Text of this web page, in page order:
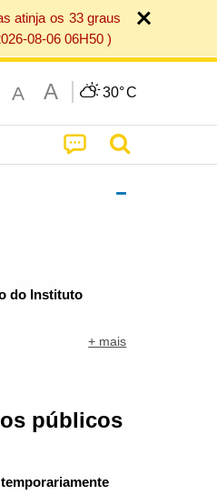
atinja os 33 graus
08-06 06H50 )
A A 30°C
do Instituto
+ mais
públicos